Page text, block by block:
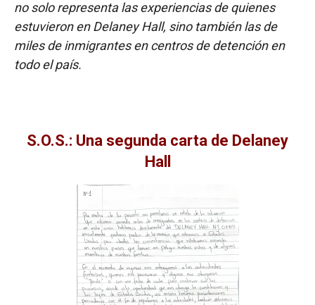
no solo representa las experiencias de quienes
estuvieron en Delaney Hall, sino también las de
miles de inmigrantes en centros de detención en
todo el país.
S.O.S.: Una segunda carta de Delaney
Hall